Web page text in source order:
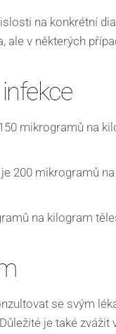
na konkrétní
ale v některých
mikrogramů na
200 mikrogramů
na kilogram
se svým
je také